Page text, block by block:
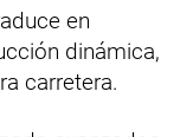
en
dinámica,
carretera.